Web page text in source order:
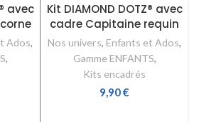
avec
Ados,
,
Kit DIAMOND DOTZ® avec
cadre Capitaine requin
Nos univers, Enfants et Ados,
Gamme ENFANTS,
Kits encadrés
9,90€